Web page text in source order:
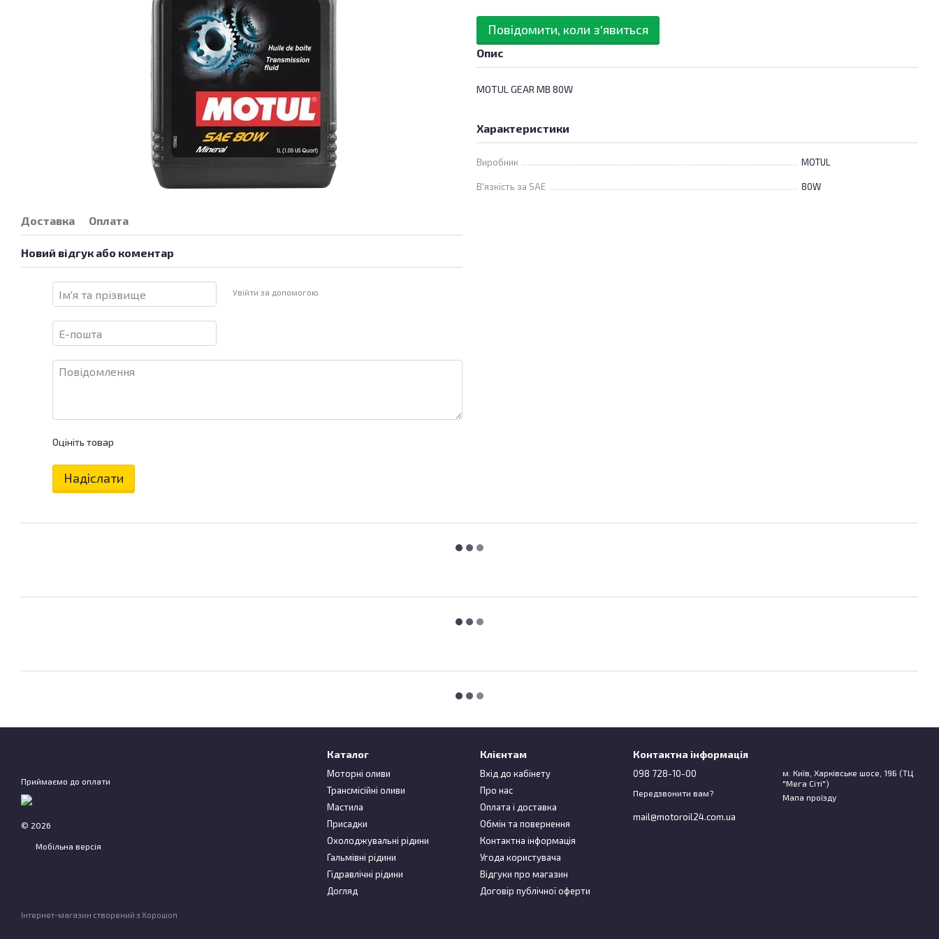
Доставка Оплата
Новий відгук або коментар
Увійти за допомогою
Оцініть товар
Надіслати
Повідомити, коли з'явиться
Опис
MOTUL GEAR MB 80W
Характеристики
Виробник MOTUL
В'язкість за SAE 80W
Приймаємо до оплати
© 2026
Мобільна версія
Інтернет-магазин створений з Хорошоп
Каталог
Моторні оливи
Трансмісійні оливи
Мастила
Присадки
Охолоджувальні рідини
Гальмівні рідини
Гідравлічні рідини
Догляд
Клієнтам
Вхід до кабінету
Про нас
Оплата і доставка
Обмін та повернення
Контактна інформація
Угода користувача
Відгуки про магазин
Договір публічної оферти
Контактна інформація
098 728-10-00
Передзвонити вам?
mail@motoroil24.com.ua
м. Київ, Харківське шосе, 19Б (ТЦ
"Мега Сіті")
Мапа проїзду